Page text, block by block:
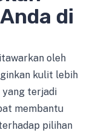
di
oleh
kulit lebih
yang terjadi
membantu
pilihan